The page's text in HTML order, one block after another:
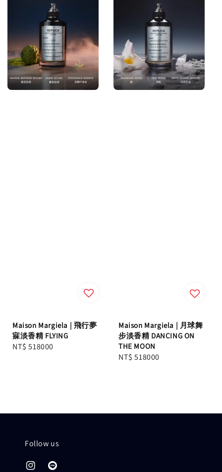
Maison Margiela | 飛行夢
寐淡香精 FLYING
Regular
NT$ 518000
Maison Margiela | 月球舞
步淡香精 DANCING ON
THE MOON
Regular
NT$ 518000
Follow us